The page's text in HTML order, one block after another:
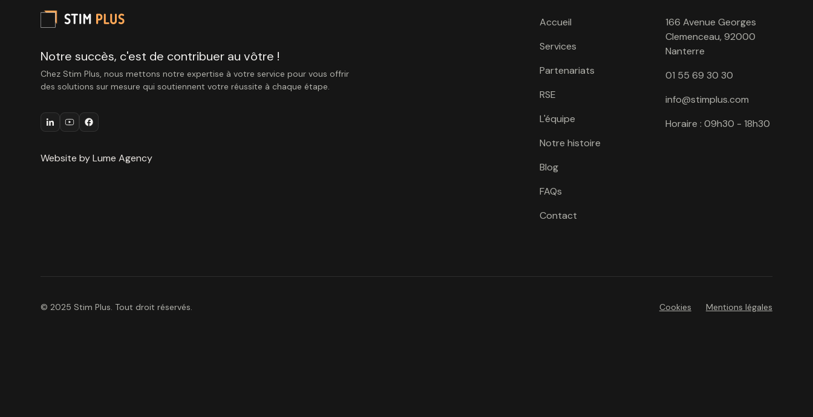
Notre succès, c'est de contribuer au vôtre !
Chez Stim Plus, nous mettons notre expertise à votre service pour vous offrir
des solutions sur mesure qui soutiennent votre réussite à chaque étape.
Website by Lume Agency
Accueil
Services
Partenariats
RSE
L'équipe
Notre histoire
Blog
FAQs
Contact
166 Avenue Georges
Clemenceau, 92000
Nanterre
01 55 69 30 30
info@stimplus.com
Horaire : 09h30 - 18h30
© 2025 Stim Plus. Tout droit réservés. Cookies Mentions légales